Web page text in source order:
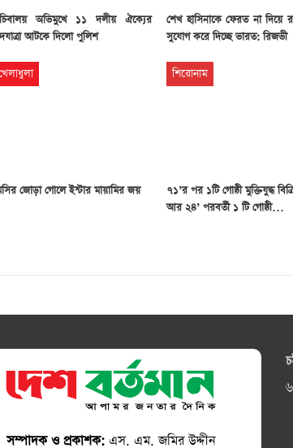
অভিমুখে ১১ দলীয় ঐক্যের
আটকে দিলো পুলিশ
শেখ হাসিনাকে ফেরত না দিয়ে
সুযোগ করে দিচ্ছে ভারত: রিজভী
জোড়া গোলে ইন্টার মায়ামির জয়
শিরোনাম
৭১’র পর ১টি গোষ্ঠী মুক্তিযুদ্ধ
আর ২৪’ পরবর্তী ১ টি গোষ্ঠী…
পর নির্বাচনি
অভিঘাতে পর্যটন
সম্পাদক ও প্রকাশক: এস. এম. জমির উদ্দীন